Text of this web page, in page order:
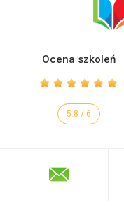
Ocena szkoleń
5.8 / 6